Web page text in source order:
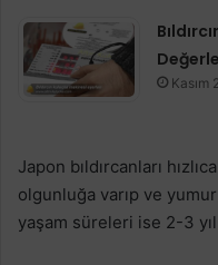
Kasım
Japon bıldırcanları
olgunluğa varıp ve
yaşam süreleri ise 2-3 yıl